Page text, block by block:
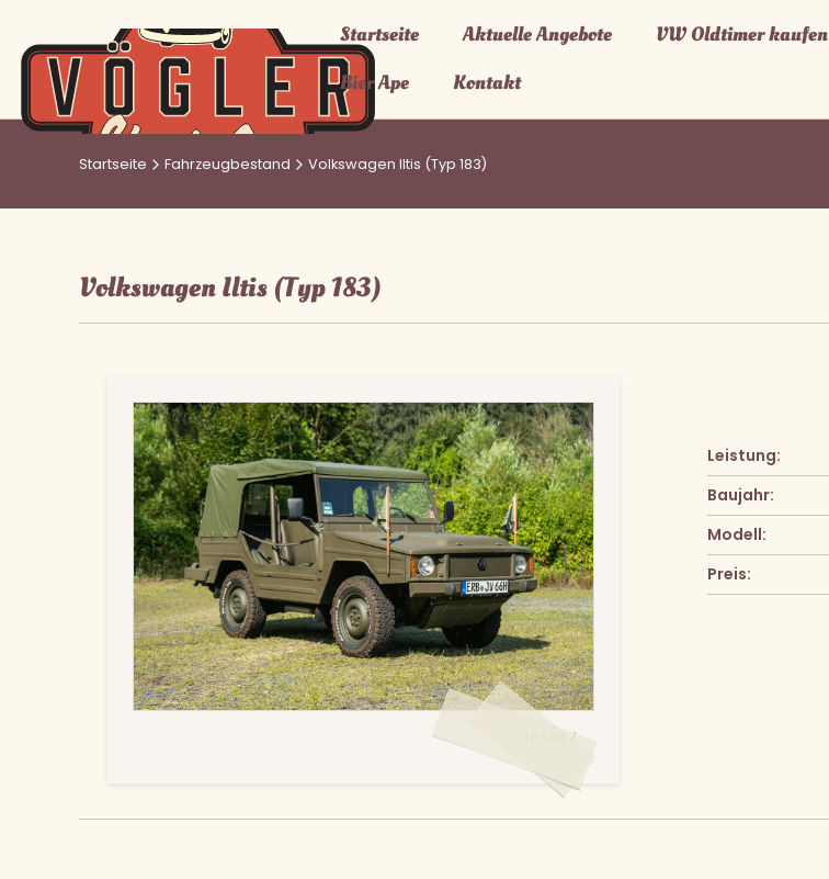
Startseite Aktuelle Angebote VW Oldtimer kaufen
Bier Ape
Kontakt
Startseite Fahrzeugbestand Volkswagen Iltis (Typ 183)
Volkswagen Iltis (Typ 183)
183-01 /
Leistung:
Baujahr:
Modell:
Preis: